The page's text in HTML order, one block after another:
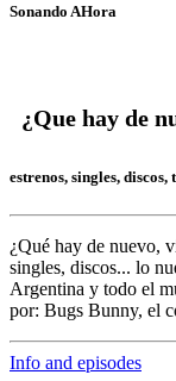
Sonando AHora
¿Que hay de
estrenos, singles, discos,
¿Qué hay de nuevo,
singles, discos... lo
Argentina y todo el
por: Bugs Bunny, el
Info and episodes